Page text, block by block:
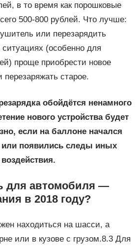
в то время как порошковые
500-800 рублей. Что лучше:
или перезарядить
(особенно для
проще приобрести новое
перезаряжать старое.
обойдётся ненамного
нового устройства будет
если на баллоне начался
или появились следы иных
для автомобиля —
в 2018 году?
находиться на шасси, а
или в кузове с грузом.8.3 Для